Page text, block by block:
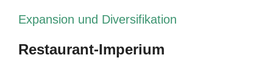
Expansion und Diversifikation
Restaurant-Imperium